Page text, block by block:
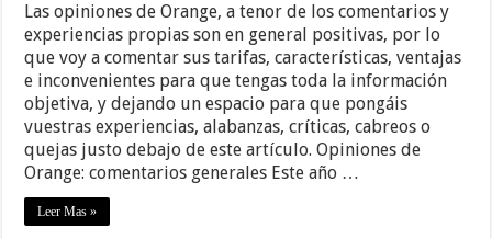
Las opiniones de Orange, a tenor de los comentarios y
experiencias propias son en general positivas, por lo
que voy a comentar sus tarifas, características, ventajas
e inconvenientes para que tengas toda la información
objetiva, y dejando un espacio para que pongáis
vuestras experiencias, alabanzas, críticas, cabreos o
quejas justo debajo de este artículo. Opiniones de
Orange: comentarios generales Este año …
Leer Mas »